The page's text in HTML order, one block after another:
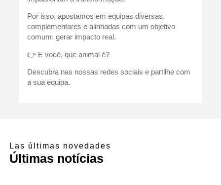
Por isso, apostamos em equipas diversas,
complementares e alinhadas com um objetivo
comum: gerar impacto real.
👉 E você, que animal é?
Descubra nas nossas redes sociais e partilhe com
a sua equipa.
Las últimas novedades
Últimas notícias